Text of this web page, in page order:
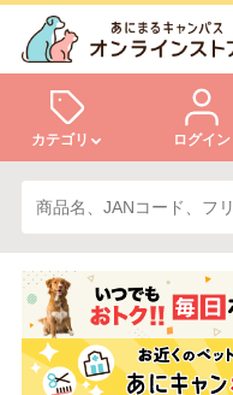
カテゴリ
犬
小動物・鳥
ログイン
ログイン
会員登録
あにまるキャンパスに